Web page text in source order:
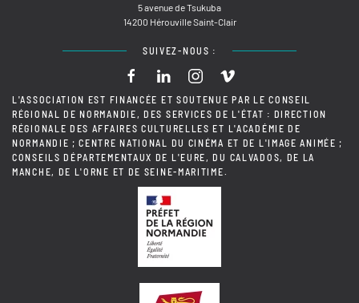
5 avenue de Tsukuba
14200 Hérouville Saint-Clair
SUIVEZ-NOUS :
L'ASSOCIATION EST FINANCÉE ET SOUTENUE PAR LE CONSEIL
RÉGIONAL DE NORMANDIE, DES SERVICES DE L'ÉTAT : DIRECTION
RÉGIONALE DES AFFAIRES CULTURELLES ET L'ACADÉMIE DE
NORMANDIE ; CENTRE NATIONAL DU CINÉMA ET DE L'IMAGE ANIMÉE ;
CONSEILS DÉPARTEMENTAUX DE L'EURE, DU CALVADOS, DE LA
MANCHE, DE L'ORNE ET DE SEINE-MARITIME.